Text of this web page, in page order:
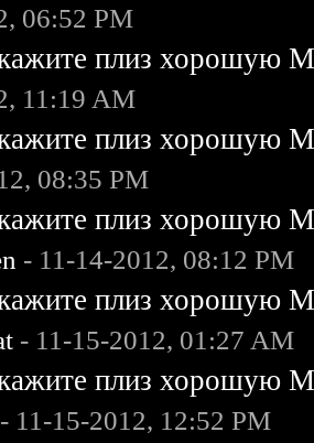
06:52 PM
плиз хорошую
11:19 AM
плиз хорошую
08:35 PM
плиз хорошую
- 11-14-2012, 08:12 PM
плиз хорошую
- 11-15-2012, 01:27 AM
плиз хорошую
- 11-15-2012, 12:52 PM